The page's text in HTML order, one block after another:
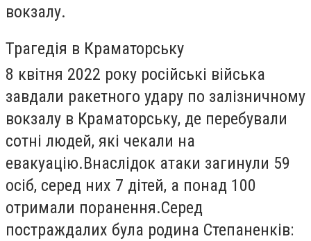
вокзалу.
Трагедія в Краматорську
8 квітня 2022 року російські війська
завдали ракетного удару по залізничному
вокзалу в Краматорську, де перебували
сотні людей, які чекали на
евакуацію.Внаслідок атаки загинули 59
осіб, серед них 7 дітей, а понад 100
отримали поранення.Серед
постраждалих була родина Степаненків: